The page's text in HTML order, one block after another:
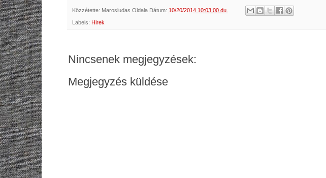
Közzétette: Marosludas Oldala Dátum: 10/20/2014 10:03:00 du.
Labels: Hirek
Nincsenek megjegyzések:
Megjegyzés küldése